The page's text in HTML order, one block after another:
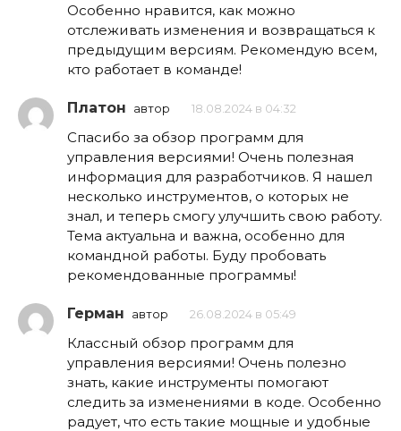
Особенно нравится, как можно
отслеживать изменения и возвращаться к
предыдущим версиям. Рекомендую всем,
кто работает в команде!
Платон автор 18.08.2024 в 04:32
Спасибо за обзор программ для
управления версиями! Очень полезная
информация для разработчиков. Я нашел
несколько инструментов, о которых не
знал, и теперь смогу улучшить свою работу.
Тема актуальна и важна, особенно для
командной работы. Буду пробовать
рекомендованные программы!
Герман автор 26.08.2024 в 05:49
Классный обзор программ для
управления версиями! Очень полезно
знать, какие инструменты помогают
следить за изменениями в коде. Особенно
радует, что есть такие мощные и удобные